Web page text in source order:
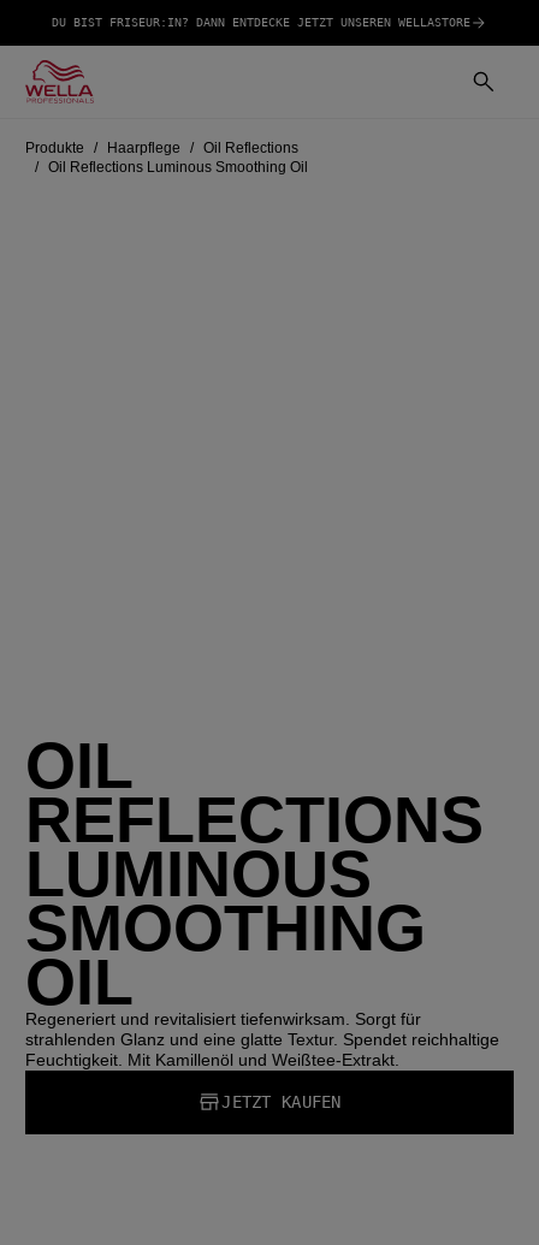
DU BIST FRISEUR:IN? DANN ENTDECKE JETZT UNSEREN WELLASTORE
Produkte Haarpflege
Oil Reflections
Oil Reflections Luminous Smoothing Oil
OIL
REFLECTIONS
LUMINOUS
SMOOTHING
OIL
Regeneriert und revitalisiert tiefenwirksam. Sorgt für
strahlenden Glanz und eine glatte Textur. Spendet reichhaltige
Feuchtigkeit. Mit Kamillenöl und Weißtee-Extrakt.
JETZT KAUFEN